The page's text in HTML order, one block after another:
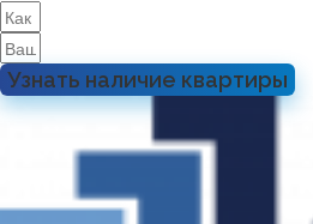
Узнать наличие квартиры